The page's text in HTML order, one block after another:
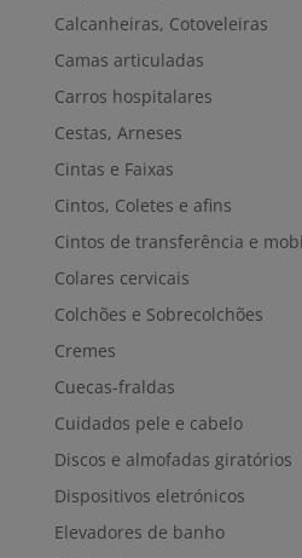
Calcanheiras, Cotoveleiras
Camas articuladas
Carros hospitalares
Cestas, Arneses
Cintas e Faixas
Cintos, Coletes e afins
Cintos de transferência e
Colares cervicais
Colchões e Sobrecolchões
Cremes
Cuecas-fraldas
Cuidados pele e cabelo
Discos e almofadas giratórios
Dispositivos eletrónicos
Elevadores de banho